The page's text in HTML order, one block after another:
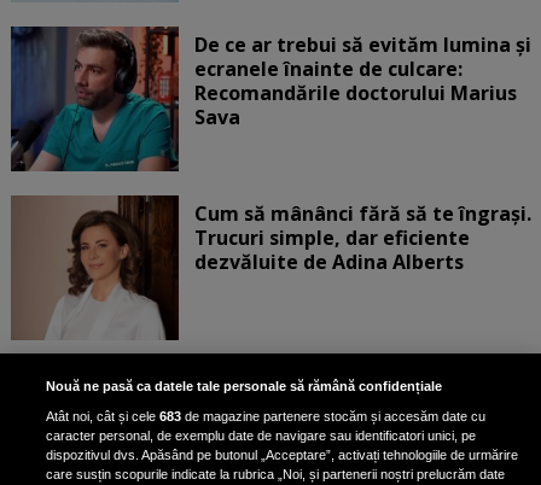
De ce ar trebui să evităm lumina și
ecranele înainte de culcare:
Recomandările doctorului Marius
Sava
Cum să mânânci fără să te îngrași.
Trucuri simple, dar eficiente
dezvăluite de Adina Alberts
Exercițiul fizic poate reduce
mortalitatea în cazul a șase tipuri
de cancer, potrivit unui nou raport
Nouă ne pasă ca datele tale personale să rămână confidențiale
Atât noi, cât și cele683 de magazine partenere stocăm și accesăm date cu
caracter personal, de exemplu date de navigare sau identificatori unici, pe
dispozitivul dvs. Apăsând pe butonul „Acceptare”, activați tehnologiile de urmărire
care susțin scopurile indicate la rubrica „Noi, și partenerii noștri prelucrăm date